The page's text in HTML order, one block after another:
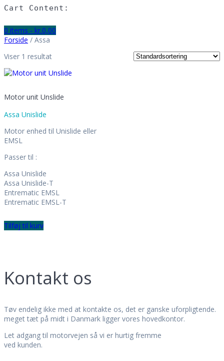
Vision
Serviceaftale
Automatiske døre
Adgangskontrol
Info
Ansatte
Historien
Job hos T.E. Service
Myndighedskrav
Det skal du være opmærksom på
EN16005 Krav
Kontakt
Cart Content:
0 items - kr.0,00
Forside / Assa
Viser 1 resultat
Motor unit Unslide
Assa Unislide
Motor enhed til Unislide eller
EMSL
Passer til :
Assa Unislide
Assa Unislide-T
Entrematic EMSL
Entrematic EMSL-T
Tilføj til kurv
Kontakt os
Tøv endelig ikke med at kontakte os, det er ganske uforpligtende.
meget tæt på midt i Danmark ligger vores hovedkontor.
Let adgang til motorvejen så vi er hurtig fremme
ved kunden.